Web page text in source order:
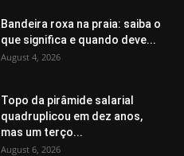
Bandeira roxa na praia: saiba o
que significa e quando deve...
August 4, 2026
Topo da pirâmide salarial
quadruplicou em dez anos,
mas um terço...
August 6, 2026